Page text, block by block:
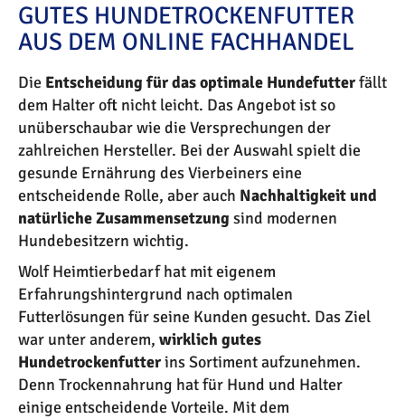
GUTES HUNDETROCKENFUTTER
AUS DEM ONLINE FACHHANDEL
Die Entscheidung für das optimale Hundefutterfällt
dem Halter oft nicht leicht. Das Angebot ist so
unüberschaubar wie die Versprechungen der
zahlreichen Hersteller. Bei der Auswahl spielt die
gesunde Ernährung des Vierbeiners eine
entscheidende Rolle, aber auch Nachhaltigkeit und
natürliche Zusammensetzung sind modernen
Hundebesitzern wichtig.
Wolf Heimtierbedarf hat mit eigenem
Erfahrungshintergrund nach optimalen
Futterlösungen für seine Kunden gesucht. Das Ziel
war unter anderem, wirklich gutes
Hundetrockenfutterins Sortiment aufzunehmen.
Denn Trockennahrung hat für Hund und Halter
einige entscheidende Vorteile. Mit dem